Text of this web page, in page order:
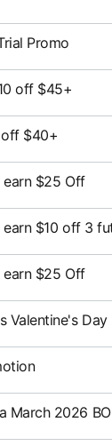
Promo
off $45+
off $40+
earn $25 Off
earn $10 off 3
earn $25 Off
Valentine's
March 2026